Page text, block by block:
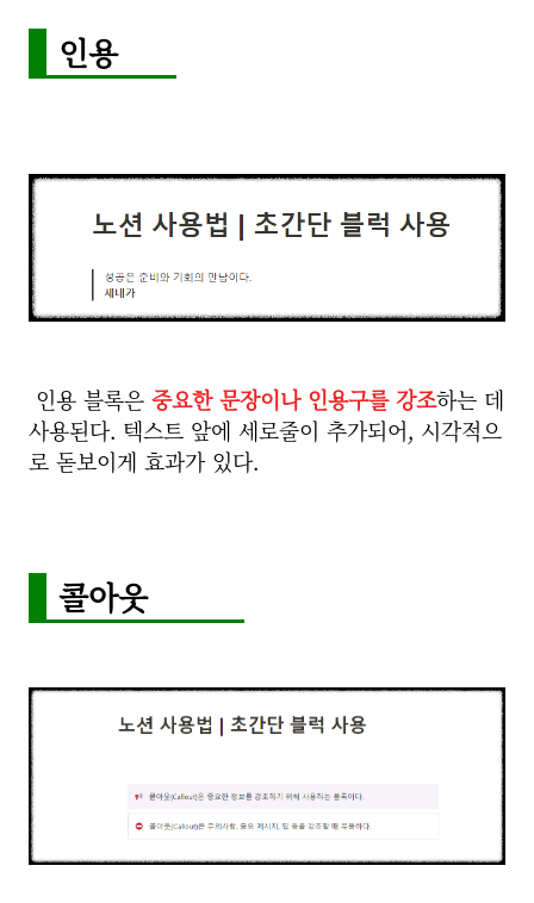
인용
인용 블록은 중요한 문장이나 인용구를 강조하는 데
사용된다. 텍스트 앞에 세로줄이 추가되어, 시각적으
로 돋보이게 효과가 있다.
콜아웃